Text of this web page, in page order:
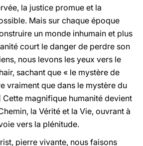
la justice promue et la
Mais sur chaque époque
un monde inhumain et plus
court le danger de perdre son
nous levons les yeux vers le
sachant que « le mystère de
vraiment que dans le mystère du
Cette magnifique humanité devient
la Vérité et la Vie, ouvrant à
vers la plénitude.
pierre vivante, nous faisons